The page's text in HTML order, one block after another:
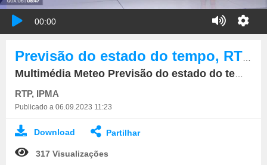
00:00
Multimédia Meteo Previsão do estado do tempo, RTP1, 06-09-2023, IPMA.
RTP, IPMA
Publicado a 06.09.2023 11:23
Download Partilhar
317 Visualizações